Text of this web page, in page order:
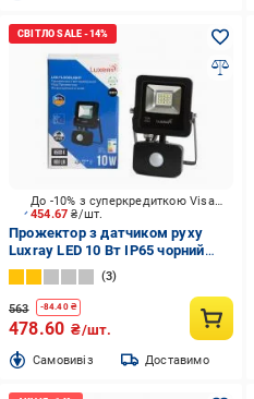
454.67₴/шт.
До -10% з суперкредиткою Visa Вигода
Прожектор з датчиком руху
Luxray LED 10 Вт IP65 чорний
LXPAL6510S
3
563 -84.40₴
478.60 ₴/шт.
Cамовивіз Доставимо